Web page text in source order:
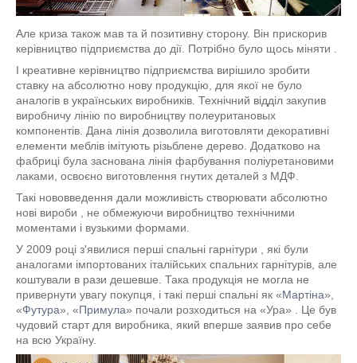
Але криза також мав та й позитивну сторону. Він прискорив
керівництво підприємства до дії. Потрібно було щось міняти .
І креативне керівництво підприємства вирішило зробити
ставку на абсолютно нову продукцію, для якої не було
аналогів в українських виробників. Технічний відділ закупив
виробничу лінію по виробництву полеуритановых
компонентів. Дана лінія дозволила виготовляти декоративні
елементи меблів імітують різьблене дерево. Додатково на
фабриці була заснована лінія фарбування поліуретановими
лаками, освоєно виготовлення гнутих деталей з МДФ.
Такі нововведення дали можливість створювати абсолютно
нові вироби , не обмежуючи виробництво технічними
моментами і вузькими формами.
У 2009 році з'явилися перші спальні гарнітури , які були
аналогами імпортованих італійських спальних гарнітурів, але
коштували в рази дешевше. Така продукція не могла не
привернути увагу покупця, і такі перші спальні як «Мартіна»,
«Футура», «Примула» почали розходиться на «Ура» . Це був
чудовий старт для виробника, який вперше заявив про себе
на всю Україну.